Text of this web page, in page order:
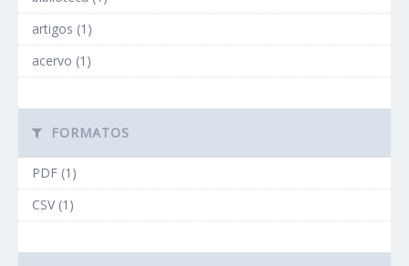
artigos (1)
acervo (1)
FORMATOS
PDF (1)
CSV (1)